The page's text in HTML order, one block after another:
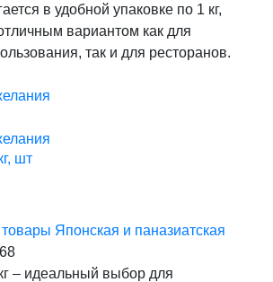
в удобной упаковке по 1 кг,
вариантом как для
так и для ресторанов.
шт
Японская и паназиатская
– идеальный выбор для